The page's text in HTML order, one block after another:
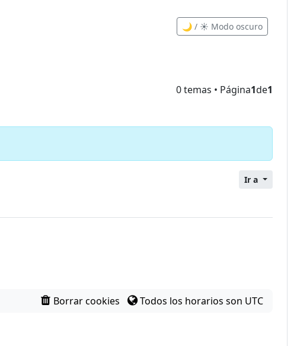
🌙 / ☀️ Modo oscuro
0 temas • Página1de1
Ir a
Borrar cookies Todos los horarios son UTC